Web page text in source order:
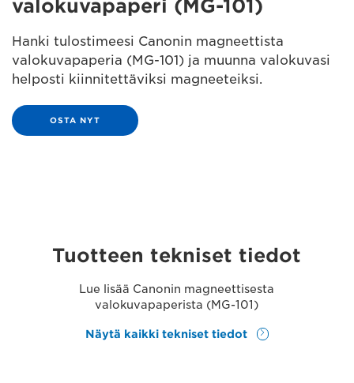
valokuvapaperi (MG-101)
Hanki tulostimeesi Canonin magneettista
valokuvapaperia (MG-101) ja muunna valokuvasi
helposti kiinnitettäviksi magneeteiksi.
OSTA NYT
Tuotteen tekniset tiedot
Lue lisää Canonin magneettisesta
valokuvapaperista (MG-101)
Näytä kaikki tekniset tiedot